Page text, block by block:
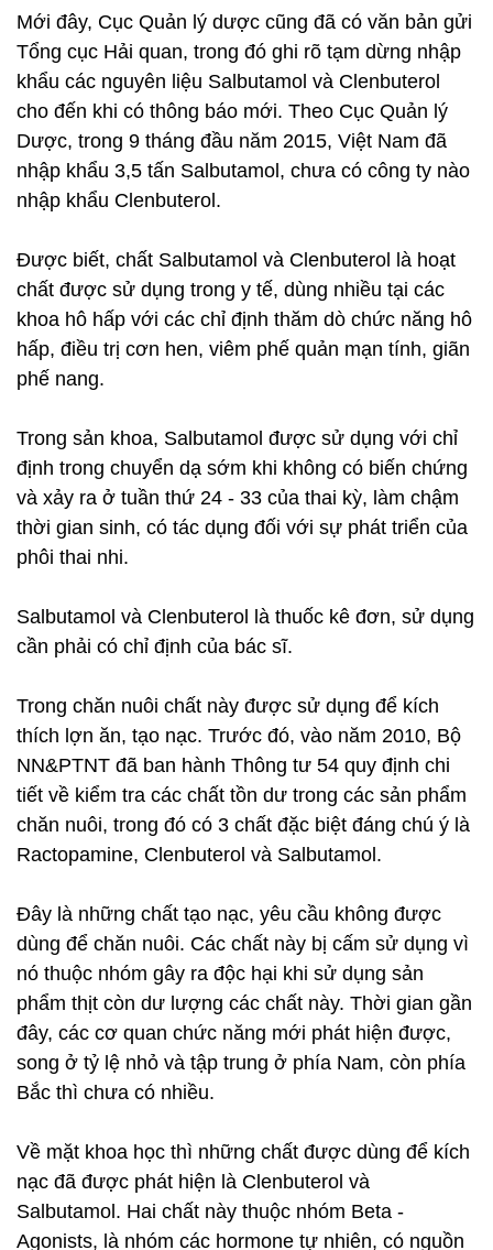
Mới đây, Cục Quản lý dược cũng đã có văn bản gửi
Tổng cục Hải quan, trong đó ghi rõ tạm dừng nhập
khẩu các nguyên liệu Salbutamol và Clenbuterol
cho đến khi có thông báo mới. Theo Cục Quản lý
Dược, trong 9 tháng đầu năm 2015, Việt Nam đã
nhập khẩu 3,5 tấn Salbutamol, chưa có công ty nào
nhập khẩu Clenbuterol.
Được biết, chất Salbutamol và Clenbuterol là hoạt
chất được sử dụng trong y tế, dùng nhiều tại các
khoa hô hấp với các chỉ định thăm dò chức năng hô
hấp, điều trị cơn hen, viêm phế quản mạn tính, giãn
phế nang.
Trong sản khoa, Salbutamol được sử dụng với chỉ
định trong chuyển dạ sớm khi không có biến chứng
và xảy ra ở tuần thứ 24 - 33 của thai kỳ, làm chậm
thời gian sinh, có tác dụng đối với sự phát triển của
phôi thai nhi.
Salbutamol và Clenbuterol là thuốc kê đơn, sử dụng
cần phải có chỉ định của bác sĩ.
Trong chăn nuôi chất này được sử dụng để kích
thích lợn ăn, tạo nạc. Trước đó, vào năm 2010, Bộ
NN&PTNT đã ban hành Thông tư 54 quy định chi
tiết về kiểm tra các chất tồn dư trong các sản phẩm
chăn nuôi, trong đó có 3 chất đặc biệt đáng chú ý là
Ractopamine, Clenbuterol và Salbutamol.
Đây là những chất tạo nạc, yêu cầu không được
dùng để chăn nuôi. Các chất này bị cấm sử dụng vì
nó thuộc nhóm gây ra độc hại khi sử dụng sản
phẩm thịt còn dư lượng các chất này. Thời gian gần
đây, các cơ quan chức năng mới phát hiện được,
song ở tỷ lệ nhỏ và tập trung ở phía Nam, còn phía
Bắc thì chưa có nhiều.
Về mặt khoa học thì những chất được dùng để kích
nạc đã được phát hiện là Clenbuterol và
Salbutamol. Hai chất này thuộc nhóm Beta -
Agonists, là nhóm các hormone tự nhiên, có nguồn